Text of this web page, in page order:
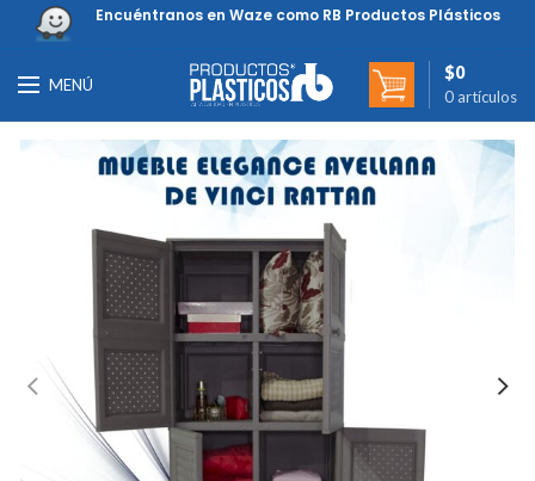
Encuéntranos en Waze como RB Productos Plásticos
MENÚ
0 artículos
$0